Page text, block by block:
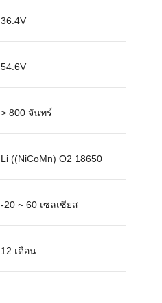
36.4V
54.6V
> 800 จันทร์
Li ((NiCoMn) O2 18650
-20 ~ 60 เซลเซียส
12 เดือน